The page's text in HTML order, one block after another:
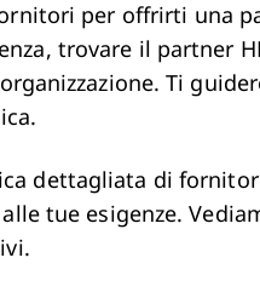
per offrirti una
trovare il partner
Ti
dettagliata di
tue esigenze.